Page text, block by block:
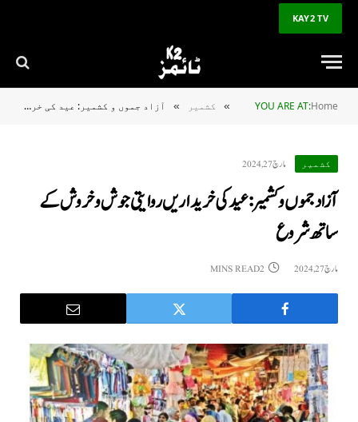
KAY2 TV
YOU ARE AT:Home
» کشمیر » آزاد جموں و کشمیر: عید کی خریداریں روایتی جوش و خروش کے ساتھ شروع
کشمیر مارچ 27, 2024
آزاد جموں و کشمیر: عید کی خریداریں روایتی جوش و خروش کے
ساتھ شروع
مارچ 27, 2024 2 MINS READ